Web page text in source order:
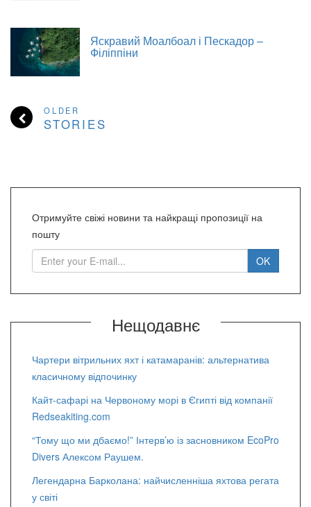
Яскравий Моалбоал і Пескадор –
Філіппіни
OLDER
STORIES
Отримуйте свіжі новини та найкращі пропозиції на
пошту
Нещодавнє
Чартери вітрильних яхт і катамаранів: альтернатива
класичному відпочинку
Кайт-сафарі на Червоному морі в Єгипті від компанії
Redseakiting.com
“Тому що ми дбаємо!” Інтерв’ю із засновником EcoPro
Divers Алексом Раушем.
Легендарна Барколана: найчисленніша яхтова регата
у світі